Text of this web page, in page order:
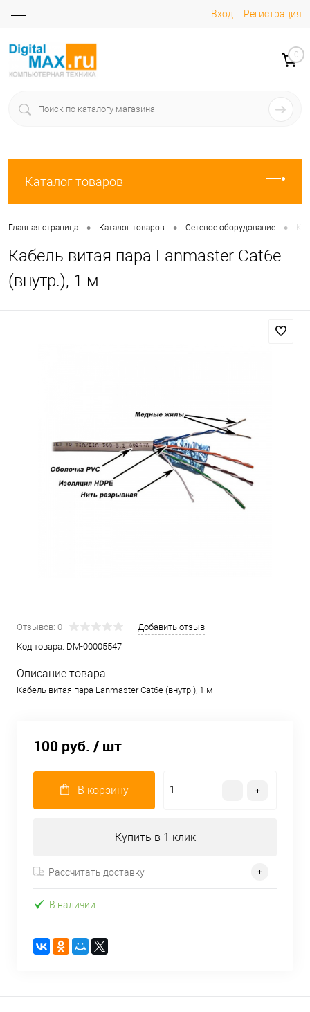
Вход Регистрация
0
Каталог товаров
Главная страница • Каталог товаров • Сетевое оборудование •
Кабель витая пара Lanmaster Cat6e
(внутр.), 1 м
Отзывов: 0
Добавить отзыв
Код товара: DM-00005547
Описание товара:
Кабель витая пара Lanmaster Cat6e (внутр.), 1 м
100 руб. / шт
В корзину
Купить в 1 клик
Рассчитать доставку
В наличии